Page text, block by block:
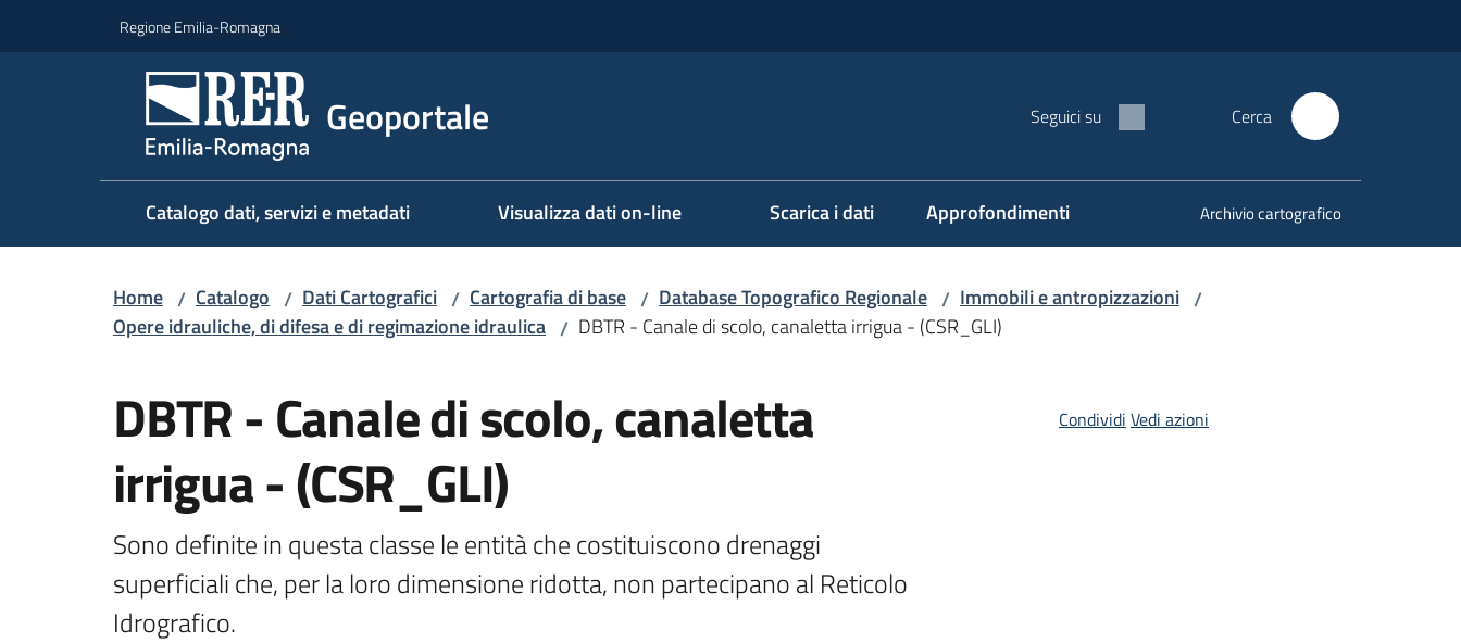
Regione Emilia-Romagna
Geoportale Seguici su Cerca
Catalogo dati, servizi e metadati Visualizza dati on-line Scarica i dati Approfondimenti Archivio cartografico
Home / Catalogo / Dati Cartografici / Cartografia di base / Database Topografico Regionale / Immobili e antropizzazioni /
Opere idrauliche, di difesa e di regimazione idraulica / DBTR - Canale di scolo, canaletta irrigua - (CSR_GLI)
DBTR - Canale di scolo, canaletta
irrigua - (CSR_GLI)
Sono definite in questa classe le entità che costituiscono drenaggi
superficiali che, per la loro dimensione ridotta, non partecipano al Reticolo
Idrografico.
Condividi Vedi azioni